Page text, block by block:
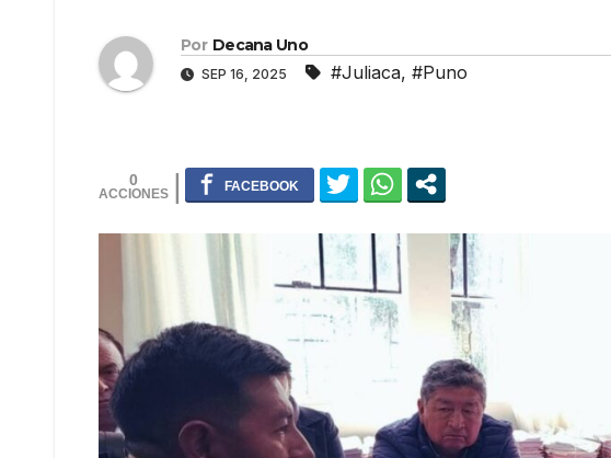
Por Decana Uno
SEP 16, 2025 #Juliaca, #Puno
0